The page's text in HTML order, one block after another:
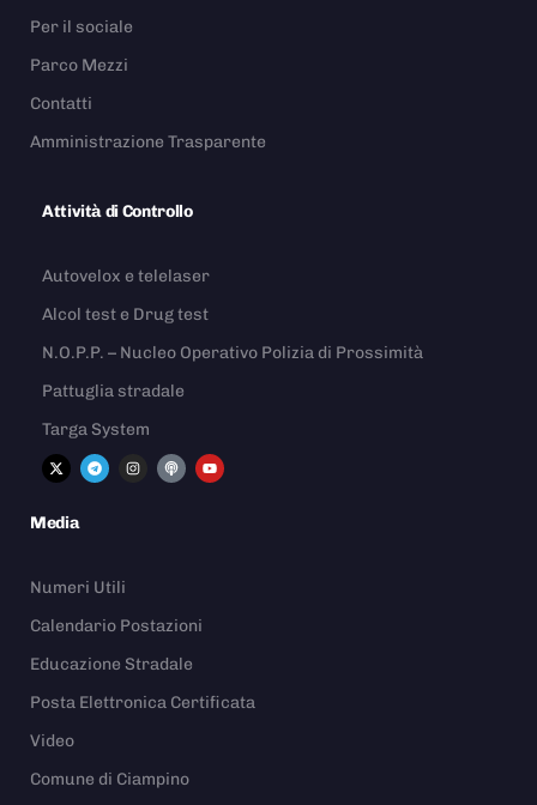
Per il sociale
Parco Mezzi
Contatti
Amministrazione Trasparente
Attività di Controllo
Autovelox e telelaser
Alcol test e Drug test
N.O.P.P. – Nucleo Operativo Polizia di Prossimità
Pattuglia stradale
Targa System
Media
Numeri Utili
Calendario Postazioni
Educazione Stradale
Posta Elettronica Certificata
Video
Comune di Ciampino